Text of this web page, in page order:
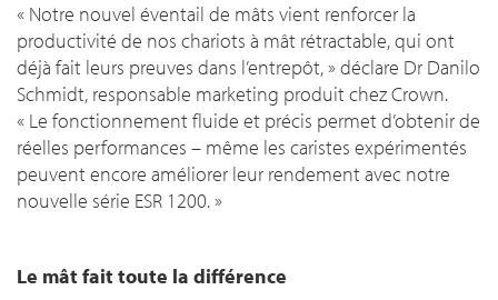
« Notre nouvel éventail de mâts vient renforcer la
productivité de nos chariots à mât rétractable, qui ont
déjà fait leurs preuves dans l’entrepôt, » déclare Dr Danilo
Schmidt, responsable marketing produit chez Crown.
« Le fonctionnement fluide et précis permet d’obtenir de
réelles performances – même les caristes expérimentés
peuvent encore améliorer leur rendement avec notre
nouvelle série ESR 1200. »
Le mât fait toute la différence